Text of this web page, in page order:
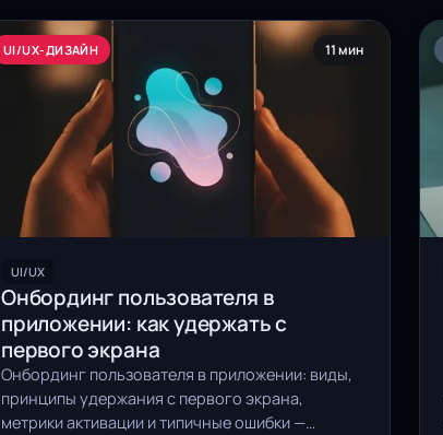
UI/UX-ДИЗАЙН 11 мин
UI/UX
Онбординг пользователя в
приложении: как удержать с
первого экрана
Онбординг пользователя в приложении: виды,
принципы удержания с первого экрана,
метрики активации и типичные ошибки —